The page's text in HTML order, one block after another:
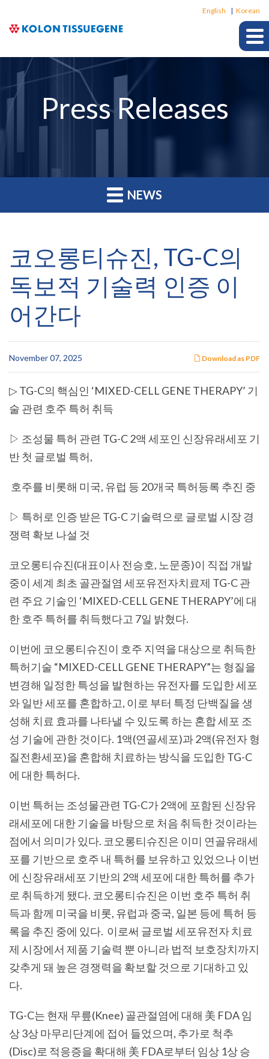
English Korean
Press Releases
NEWS
코오롱티슈진, TG-C의
독보적 기술력 인증 이
어간다
Download as PDF
November 07, 2025
▷ TG-C의 핵심인 ‘MIXED-CELL GENE THERAPY’ 기
술 관련 호주 특허 취득
▷ 조성물 특허 관련 TG-C 2액 세포인 신장유래세포 기
반 첫 글로벌 특허,
호주를 비롯해 미국, 유럽 등 20개국 특허등록 추진 중
▷ 특허로 인증 받은 TG-C기술력으로 글로벌 시장 경
쟁력 확보 나설 것
코오롱티슈진(대표이사전승호, 노문종)이 직접 개발
중이 세계 최초 골관절염 세포유전자치료제 TG-C관
련 주요 기술인 ‘MIXED-CELL GENE THERAPY’에 대
한 호주 특허를 취득했다고 7일 밝혔다.
이번에 코오롱티슈진이 호주 지역을 대상으로 취득한
특허기술 “MIXED-CELL GENE THERAPY”는 형질을
변경해 일정한 특성을 발현하는 유전자를 도입한 세포
와 일반 세포를 혼합하고, 이로 부터 특정 단백질을 생
성해 치료 효과를 나타낼 수 있도록 하는 혼합 세포 조
성 기술에 관한 것이다. 1액(연골세포)과2액(유전자 형
질전환세포)을 혼합해 치료하는 방식을 도입한TG-C
에 대한 특허다.
이번 특허는 조성물관련 TG-C가2액에 포함된 신장유
래세포에 대한 기술을 바탕으로 처음 취득한 것이라는
점에서 의미가 있다. 코오롱티슈진은 이미 연골유래세
포를 기반으로 호주 내 특허를 보유하고 있었으나 이번
에 신장유래세포 기반의 2액 세포에 대한 특허를 추가
로 취득하게 됐다. 코오롱티슈진은 이번 호주 특허 취
득과 함께 미국을 비롯, 유럽과 중국, 일본 등에 특허 등
록을 추진 중에 있다. 이로써 글로벌 세포유전자 치료
제 시장에서 제품 기술력 뿐 아니라 법적 보호장치까지
갖추게 돼 높은 경쟁력을 확보할 것으로 기대하고 있
다.
TG-C는 현재 무릎(Knee) 골관절염에 대해 美 FDA임
상3상 마무리단계에 접어 들었으며, 추가로 척추
(Disc)로 적응증을 확대해 美 FDA로부터 임상 1상 승